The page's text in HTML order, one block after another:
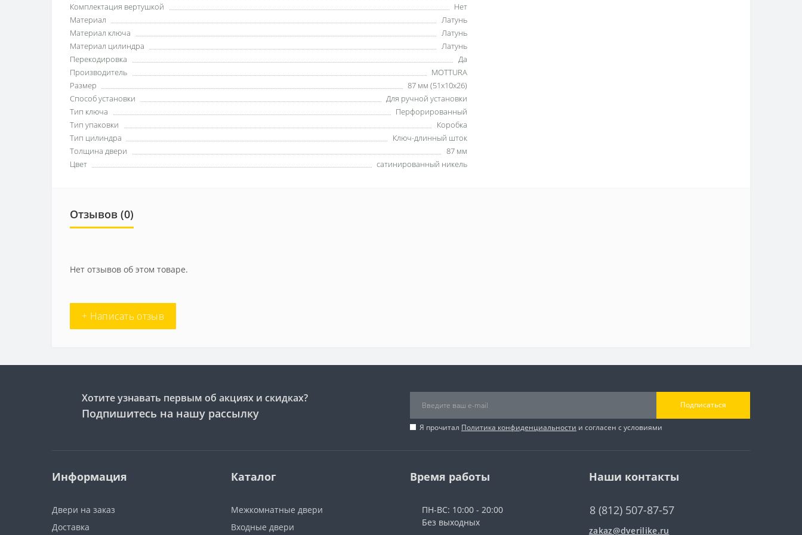
Комплектация вертушкой
Нет
Материал
Латунь
Материал ключа
Латунь
Материал цилиндра
Латунь
Перекодировка
Да
Производитель
MOTTURA
Размер
87 мм (51x10x26)
Способ установки
Для ручной установки
Тип ключа
Перфорированный
Тип упаковки
Коробка
Тип цилиндра
Ключ-длинный шток
Толщина двери
87 мм
Цвет
сатинированный никель
Отзывов (0)
Нет отзывов об этом товаре.
+ Написать отзыв
Хотите узнавать первым об акциях и скидках?
Подпишитесь на нашу рассылку
Подписаться
Я прочитал Политика конфиденциальности и согласен с условиями
Информация
Двери на заказ
Доставка
Каталог
Межкомнатные двери
Входные двери
Время работы
ПН-ВС: 10:00 - 20:00
Без выходных
Наши контакты
8 (812) 507-87-57
zakaz@dverilike.ru